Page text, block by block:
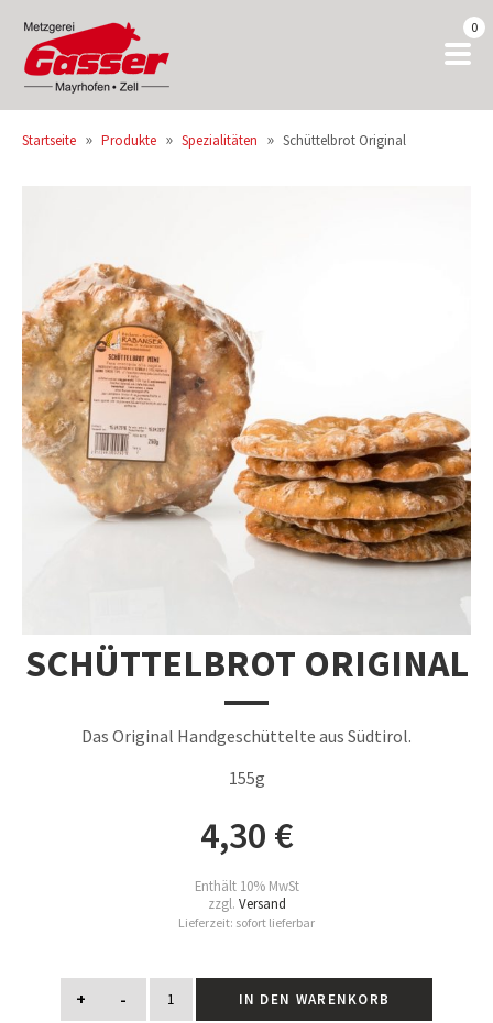
0
Startseite » Produkte » Spezialitäten » Schüttelbrot Original
SCHÜTTELBROT ORIGINAL
Das Original Handgeschüttelte aus Südtirol.
155g
4,30 €
Enthält 10% MwSt
zzgl. Versand
Lieferzeit: sofort lieferbar
+ - IN DEN WARENKORB